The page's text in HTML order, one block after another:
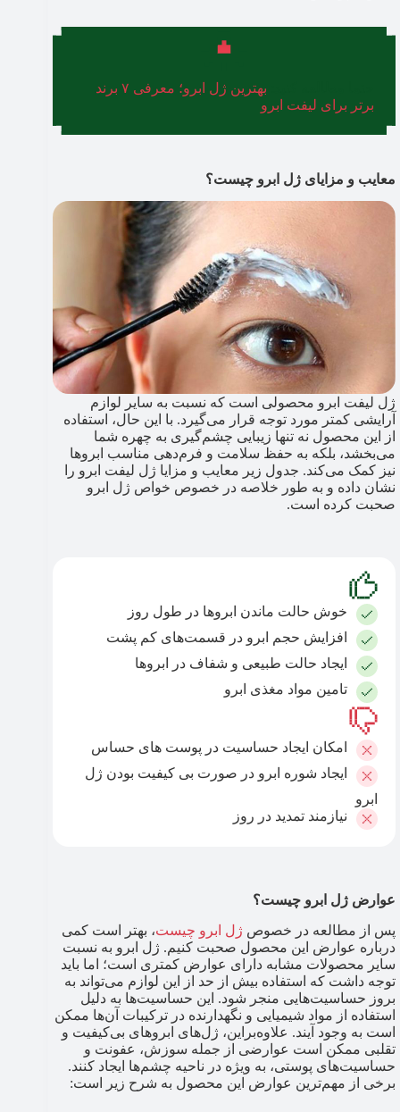
بهترین ژل ابرو؛ معرفی ۷ برند
برتر برای لیفت ابرو
معایب و مزایای ژل ابرو چیست؟
ژل لیفت ابرو محصولی است که نسبت به سایر لوازم
آرایشی کمتر مورد توجه قرار می‌گیرد. با این حال، استفاده
از این محصول نه تنها زیبایی چشم‌گیری به چهره شما
می‌بخشد، بلکه به حفظ سلامت و فرم‌دهی مناسب ابروها
نیز کمک می‌کند. جدول زیر معایب و مزایا ژل لیفت ابرو را
نشان داده و به طور خلاصه در خصوص خواص ژل ابرو
صحبت کرده است.
خوش حالت ماندن ابروها در طول روز
افزایش حجم ابرو در قسمت‌های کم پشت
ایجاد حالت طبیعی و شفاف در ابروها
تامین مواد مغذی ابرو
امکان ایجاد حساسیت در پوست های حساس
ایجاد شوره ابرو در صورت بی کیفیت بودن ژل
ابرو
نیازمند تمدید در روز
عوارض ژل ابرو چیست؟
پس از مطالعه در خصوص ژل ابرو چیست، بهتر است کمی
درباره عوارض این محصول صحبت کنیم. ژل ابرو به نسبت
سایر محصولات مشابه دارای عوارض کمتری است؛ اما باید
توجه داشت که استفاده بیش از حد از این لوازم می‌تواند به
بروز حساسیت‌هایی منجر شود. این حساسیت‌ها به دلیل
استفاده از مواد شیمیایی و نگهدارنده در ترکیبات آن‌ها ممکن
است به وجود آیند. علاوه‌براین، ژل‌های ابروهای بی‌کیفیت و
تقلبی ممکن است عوارضی از جمله سوزش، عفونت و
حساسیت‌های پوستی، به ویژه در ناحیه چشم‌ها ایجاد کنند.
برخی از مهم‌ترین عوارض این محصول به شرح زیر است: